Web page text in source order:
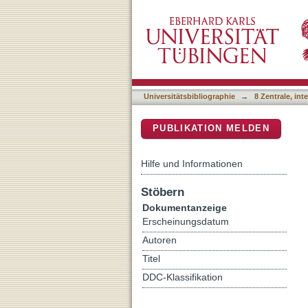
Universitätsbibliographie → 8 Zentrale,
PUBLIKATION MELDEN
Hilfe und Informationen
Stöbern
Dokumentanzeige
Erscheinungsdatum
Autoren
Titel
DDC-Klassifikation